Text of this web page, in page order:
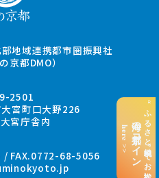
“ふるさと納税”でお支払い
海の京都コイン
here >>
地域連携都市圏振興社
京都DMO）
2501
宮町口大野226
宮庁舎内
FAX.0772-68-5056